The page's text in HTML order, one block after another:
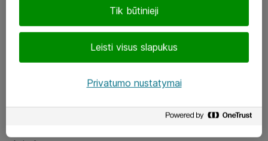
LinkedIn
Tik būtinieji
Leisti visus slapukus
Privatumo nustatymai